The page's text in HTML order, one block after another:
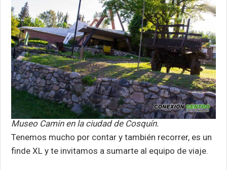
Museo Camin en la ciudad de Cosquín.
Tenemos mucho por contar y también recorrer, es un
finde XL y te invitamos a sumarte al equipo de viaje.